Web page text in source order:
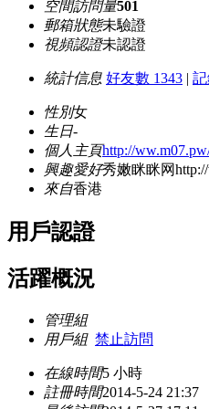
空間訪問量501
郵箱狀態未驗證
視頻認證未認證
統計信息 好友數 1343 |
性別女
生日-
個人主頁http://
興趣愛好秀嫩眯眯网
來自香港
用戶認證
活躍概況
管理組
用戶組 禁止訪問
在線時間5 小時
註冊時間2014-5-24 21:37